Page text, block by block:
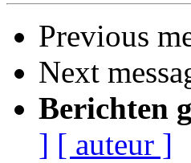
Previous
Next
Berichten
] [ auteur ]